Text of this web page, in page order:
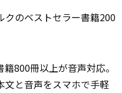
クのベストセラー書籍200
800冊以上が音声対応。
文と音声をスマホで手軽